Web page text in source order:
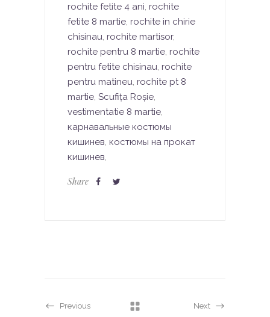
rochite fetite 4 ani, rochite
fetite 8 martie, rochite in chirie
chisinau, rochite martisor,
rochite pentru 8 martie, rochite
pentru fetite chisinau, rochite
pentru matineu, rochite pt 8
martie, Scufița Roșie,
vestimentatie 8 martie,
карнавальные костюмы
кишинев, костюмы на прокат
кишинев,
Share
Previous Next